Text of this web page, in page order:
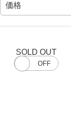
価格
SOLD OUT